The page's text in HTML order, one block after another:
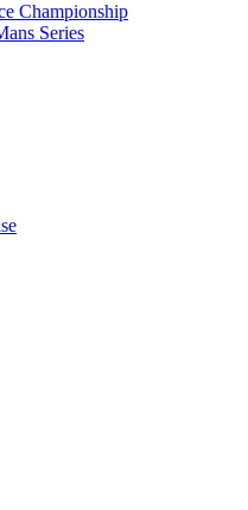
Championship
Series